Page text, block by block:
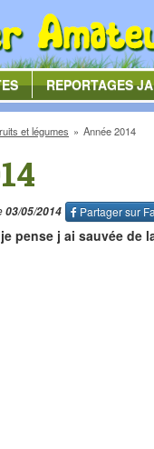
REPORTAGES
et légumes Année 2014
03/05/2014 Partager sur
pense j ai sauvée de